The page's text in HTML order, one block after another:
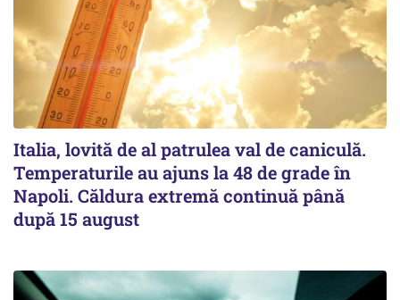
Italia, lovită de al patrulea val de caniculă.
Temperaturile au ajuns la 48 de grade în
Napoli. Căldura extremă continuă până
după 15 august